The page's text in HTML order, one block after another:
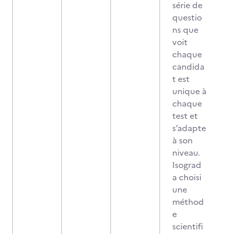
série de
questio
ns que
voit
chaque
candida
t est
unique à
chaque
test et
s’adapte
à son
niveau.
Isograd
a choisi
une
méthod
e
scientifi